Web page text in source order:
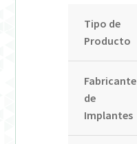
Tipo de
Producto
Fabricante
de
Implantes